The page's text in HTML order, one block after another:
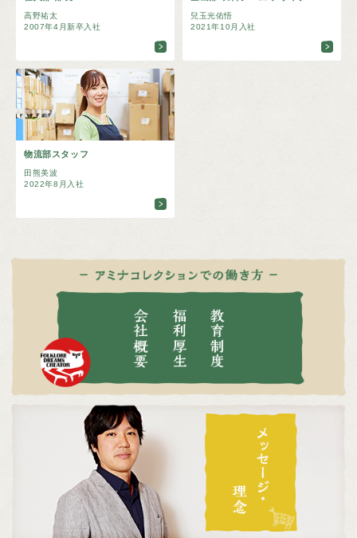
高野祐太
2007年4月新卒入社
兒玉光佑悟
2021年10月入社
物流部スタッフ
田熊美波
2022年8月入社